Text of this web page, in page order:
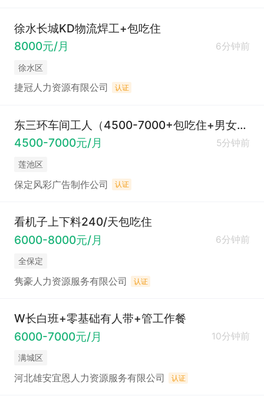
徐水长城KD物流焊工+包吃住
8000元/月
6分钟前
徐水区
捷冠人力资源有限公司 认证
东三环车间工人（4500-7000+包吃住+男女不限+年龄不限）
4500-7000元/月
5分钟前
莲池区
保定风彩广告制作公司 认证
看机子上下料240/天包吃住
6000-8000元/月
6分钟前
全保定
隽豪人力资源服务有限公司 认证
W长白班+零基础有人带+管工作餐
6000-7000元/月
10分钟前
满城区
河北雄安宜恩人力资源服务有限公司 认证